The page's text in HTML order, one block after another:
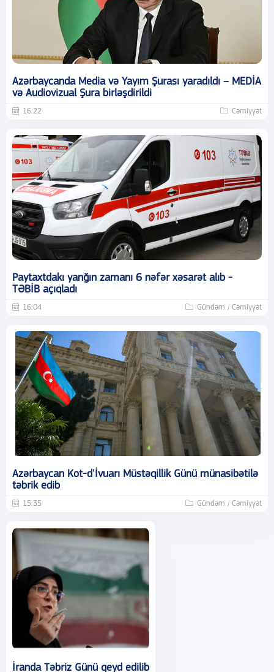
Azərbaycanda Media və Yayım Şurası yaradıldı – MEDİA
və Audiovizual Şura birləşdirildi
16:22 Cəmiyyət
Paytaxtdakı yanğın zamanı 6 nəfər xəsarət alıb -
TƏBİB açıqladı
16:04 Gündəm / Cəmiyyət
Azərbaycan Kot-d'İvuarı Müstəqillik Günü münasibətilə
təbrik edib
15:35 Gündəm / Cəmiyyət
İranda Təbriz Günü qeyd edilib